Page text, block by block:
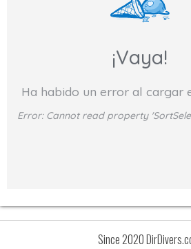
¡Vaya!
Ha habido un error al cargar
Error: Cannot read property
Since 2020